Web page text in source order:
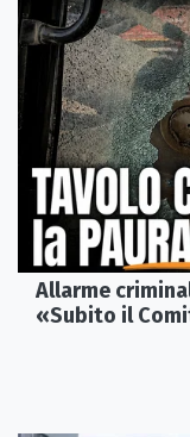
Allarme
«Subito il